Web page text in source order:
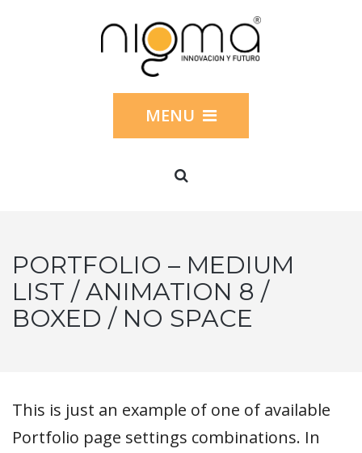
MENU
PORTFOLIO – MEDIUM
LIST / ANIMATION 8 /
BOXED / NO SPACE
This is just an example of one of available
Portfolio page settings combinations. In